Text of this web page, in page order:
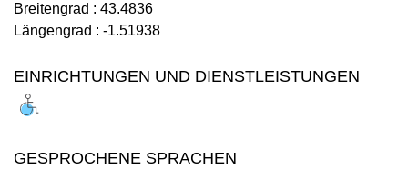
Breitengrad : 43.4836
Längengrad : -1.51938
EINRICHTUNGEN UND DIENSTLEISTUNGEN
GESPROCHENE SPRACHEN